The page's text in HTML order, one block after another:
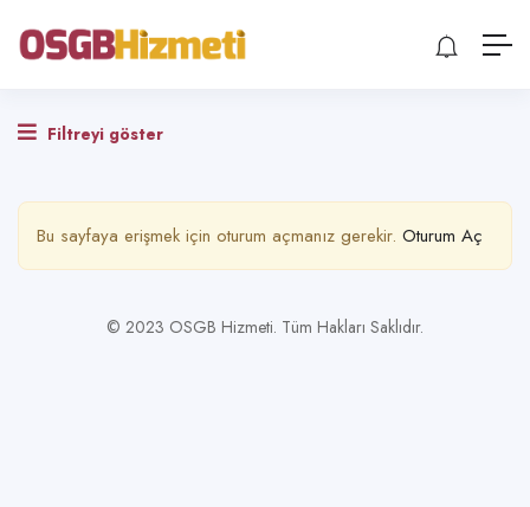
Filtreyi göster
Bu sayfaya erişmek için oturum açmanız gerekir. Oturum Aç
© 2023 OSGB Hizmeti. Tüm Hakları Saklıdır.